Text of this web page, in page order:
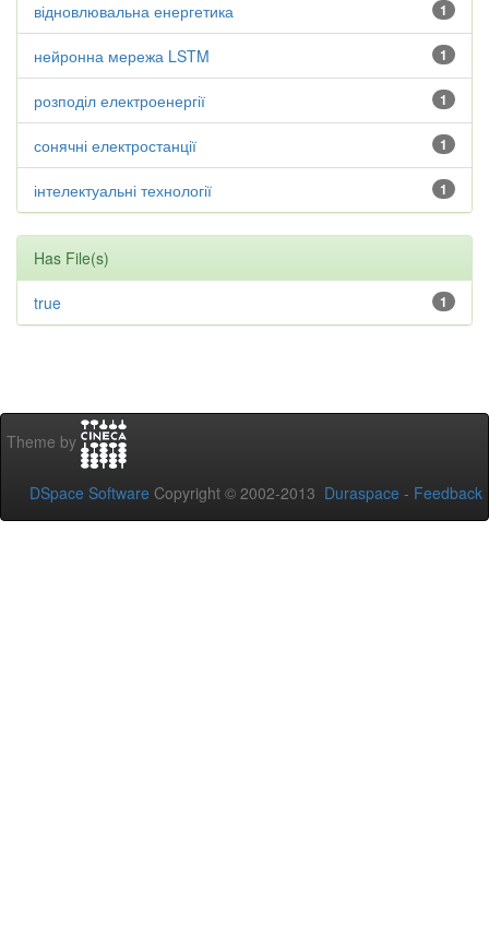
1
відновлювальна енергетика
1
нейронна мережа LSTM
1
розподіл електроенергії
1
сонячні електростанції
1
інтелектуальні технології
Has File(s)
1
true
Theme by
DSpace Software Copyright © 2002-2013 Duraspace - Feedback